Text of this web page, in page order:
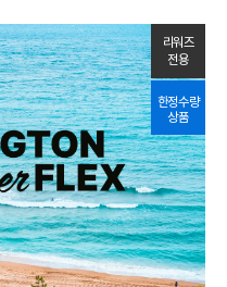
리워즈
전용
한정수량
상품